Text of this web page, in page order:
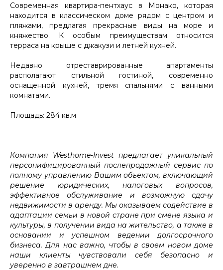
Современная квартира-пентхаус в Монако, которая
находится в классическом доме рядом с центром и
пляжами, предлагая прекрасные виды на море и
княжество. К особым преимуществам относится
терраса на крыше с джакузи и летней кухней.
Недавно отреставрированные апартаменты
располагают стильной гостиной, современно
оснащенной кухней, тремя спальнями с ванными
комнатами.
Площадь: 284 кв.м
Компания Westhome-Invest предлагает уникальный
персонифицированный послепродажный сервис по
полному управлению Вашим объектом, включающий
решение юридических, налоговых вопросов,
эффективное обслуживание и возможную сдачу
недвижимости в аренду. Мы оказываем содействие в
адаптации семьи в новой стране при смене языка и
культуры, в получении вида на жительство, а также в
основании и успешном ведении долгосрочного
бизнеса. Для нас важно, чтобы в своем новом доме
наши клиенты чувствовали себя безопасно и
уверенно в завтрашнем дне.